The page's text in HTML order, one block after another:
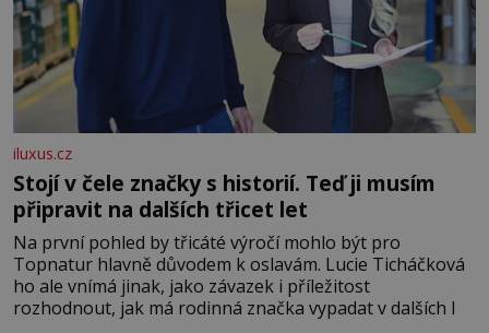
iluxus.cz
Stojí v čele značky s historií. Teď ji musím
připravit na dalších třicet let
Na první pohled by třicáté výročí mohlo být pro
Topnatur hlavně důvodem k oslavám. Lucie Ticháčková
ho ale vnímá jinak, jako závazek i příležitost
rozhodnout, jak má rodinná značka vypadat v dalších l